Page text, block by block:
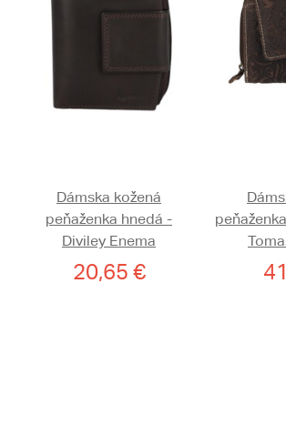
Dámska kožená
peňaženka hnedá -
Diviley Enema
20,65 €